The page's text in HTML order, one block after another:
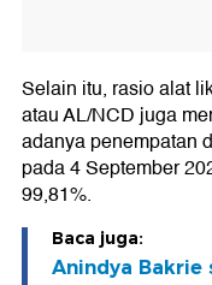
Selain itu, rasio alat
atau AL/NCD juga
adanya penempatan
pada 4 September
99,81%.
Baca juga:
Anindya Bakrie